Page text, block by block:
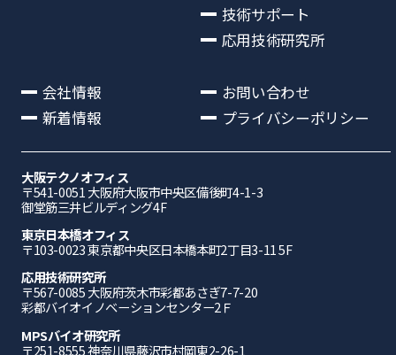
技術サポート
応用技術研究所
会社情報
新着情報
お問い合わせ
プライバシーポリシー
大阪テクノオフィス
〒541-0051 ⼤阪府⼤阪市中央区備後町4-1-3
御堂筋三井ビルディング4F
東京日本橋オフィス
〒103-0023 東京都中央区日本橋本町2丁目3-11 5F
応⽤技術研究所
〒567-0085 ⼤阪府茨⽊市彩都あさぎ7-7-20
彩都バイオイノベーションセンター2Ｆ
MPSバイオ研究所
〒251-8555 神奈川県藤沢市村岡東2-26-1